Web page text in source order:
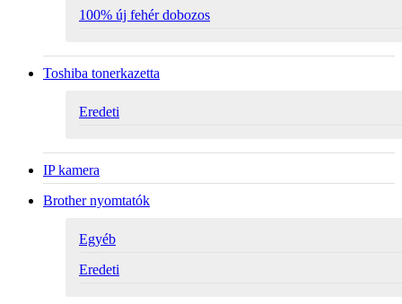
100% új fehér dobozos
Toshiba tonerkazetta
Eredeti
IP kamera
Brother nyomtatók
Egyéb
Eredeti